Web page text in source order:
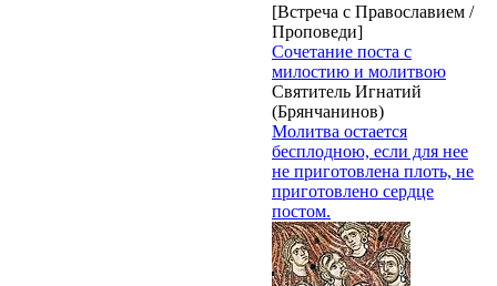
[Встреча с Православием /
Проповеди]
Сочетание поста с
милостию и молитвою
Святитель Игнатий
(Брянчанинов)
Молитва остается
бесплодною, если для нее
не приготовлена плоть, не
приготовлено сердце
постом.